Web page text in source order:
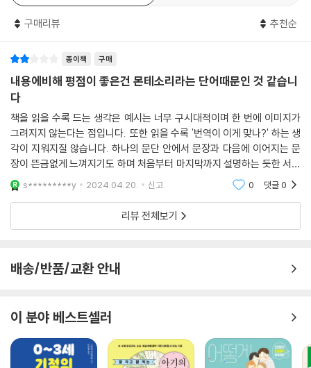
리의 책을 번역한 것으로, 몬테소리 교육의 가장 기본이 되는 지식과 활동
기 전 이론을 먼저 익히고 싶은 부모에게는 기본서가 되어 줄 수 있고, 진짜
몬테소리의 이야기를 담았다는 점에서 이미 각종 몬테소리 관련 도서를 섭
렵한 부모에게도 의미 있는 책이 될 것으로 기대한다. 또한 아이를 기르는
부모뿐 아니라, 몬테소리 교육을 연구하고 실천하고자 하는 교사나 교육
전문가라면 반드시 읽어야 할 책이기도 하다. 이 책을 통해 몬테소리가 살
았던 시대 및 사회적 상황은 물론, 교육학의 흐름과 몬테소리 교육의 이모
저모를 한눈에 파악할 수 있다.
구매리뷰 추천순
종이책 구매
내용에비해 평점이 좋은건 몬테소리라는 단어때문인 것 같습니
다
책을 읽을 수록 드는 생각은 예시는 너무 구시대적이며 한 번에 이미지가
그려지지 않는다는 점입니다. 또한 읽을 수록 '번역이 이게 맞나?' 하는 생
각이 지워지질 않습니다. 하나의 문단 안에서 문장과 다음에 이어지는 문
장이 뜬금없게 느껴지기도 하며 처음부터 마지막까지 설명하는 듯한 서술
어는 너무 어색합니다. 다들 너무 평점이 좋아서 죄송하지만 꼭 사셔야겠
다면 서점에서
s*********y 2024.04.20. 신고 0 댓글0
리뷰 전체보기
배송/반품/교환 안내
이 분야 베스트셀러